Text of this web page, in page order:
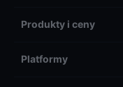
Produkty i ceny
Platformy